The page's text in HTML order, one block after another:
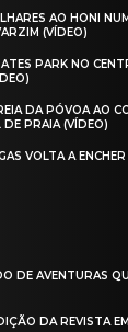
AO HONI
(VÍDEO)
PARK NO
DA PÓVOA AO
DE PRAIA (VÍDEO)
VOLTA A
DE AVENTURAS
DA REVISTA